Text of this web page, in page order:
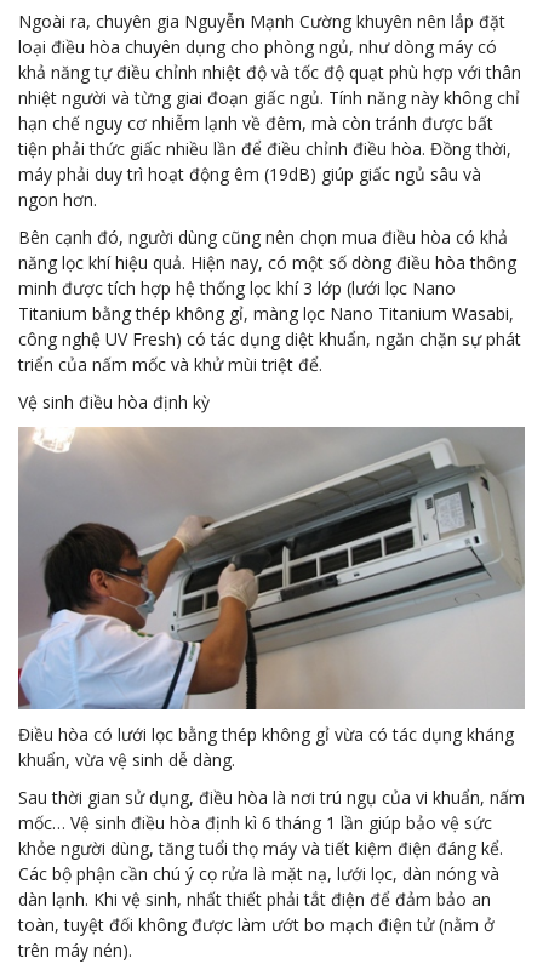
Ngoài ra, chuyên gia Nguyễn Mạnh Cường khuyên nên lắp đặt
loại điều hòa chuyên dụng cho phòng ngủ, như dòng máy có
khả năng tự điều chỉnh nhiệt độ và tốc độ quạt phù hợp với thân
nhiệt người và từng giai đoạn giấc ngủ. Tính năng này không chỉ
hạn chế nguy cơ nhiễm lạnh về đêm, mà còn tránh được bất
tiện phải thức giấc nhiều lần để điều chỉnh điều hòa. Đồng thời,
máy phải duy trì hoạt động êm (19dB) giúp giấc ngủ sâu và
ngon hơn.
Bên cạnh đó, người dùng cũng nên chọn mua điều hòa có khả
năng lọc khí hiệu quả. Hiện nay, có một số dòng điều hòa thông
minh được tích hợp hệ thống lọc khí 3 lớp (lưới lọc Nano
Titanium bằng thép không gỉ, màng lọc Nano Titanium Wasabi,
công nghệ UV Fresh) có tác dụng diệt khuẩn, ngăn chặn sự phát
triển của nấm mốc và khử mùi triệt để.
Vệ sinh điều hòa định kỳ
Điều hòa có lưới lọc bằng thép không gỉ vừa có tác dụng kháng
khuẩn, vừa vệ sinh dễ dàng.
Sau thời gian sử dụng, điều hòa là nơi trú ngụ của vi khuẩn, nấm
mốc… Vệ sinh điều hòa định kì 6 tháng 1 lần giúp bảo vệ sức
khỏe người dùng, tăng tuổi thọ máy và tiết kiệm điện đáng kể.
Các bộ phận cần chú ý cọ rửa là mặt nạ, lưới lọc, dàn nóng và
dàn lạnh. Khi vệ sinh, nhất thiết phải tắt điện để đảm bảo an
toàn, tuyệt đối không được làm ướt bo mạch điện tử (nằm ở
trên máy nén).